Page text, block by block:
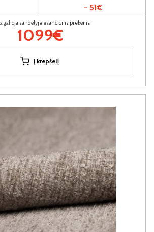
- 51€
galioja sandėlyje esančioms prekėms
1099€
Į krepšelį